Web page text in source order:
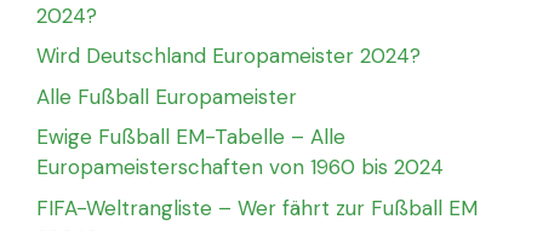
2024?
Wird Deutschland Europameister 2024?
Alle Fußball Europameister
Ewige Fußball EM-Tabelle – Alle
Europameisterschaften von 1960 bis 2024
FIFA-Weltrangliste – Wer fährt zur Fußball EM